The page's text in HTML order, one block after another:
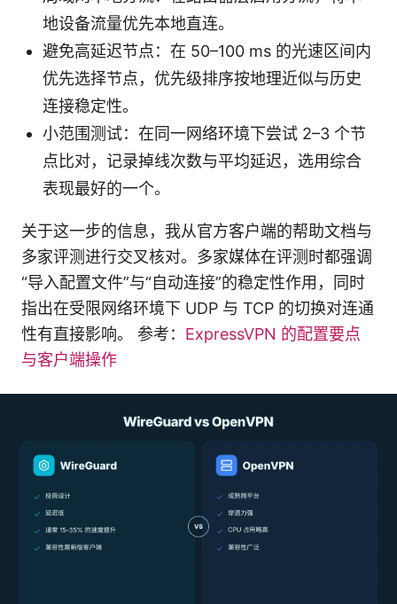
地设备流量优先本地直连。
避免高延迟节点：在 50–100 ms 的光速区间内
优先选择节点，优先级排序按地理近似与历史
连接稳定性。
小范围测试：在同一网络环境下尝试 2–3 个节
点比对，记录掉线次数与平均延迟，选用综合
表现最好的一个。
关于这一步的信息，我从官方客户端的帮助文档与
多家评测进行交叉核对。多家媒体在评测时都强调
“导入配置文件”与“自动连接”的稳定性作用，同时
指出在受限网络环境下 UDP 与 TCP 的切换对连通
性有直接影响。 参考： ExpressVPN 的配置要点
与客户端操作